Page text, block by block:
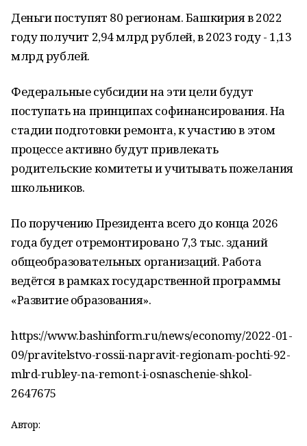
Деньги поступят 80 регионам. Башкирия в 2022
году получит 2,94 млрд рублей, в 2023 году - 1,13
млрд рублей.
Федеральные субсидии на эти цели будут
поступать на принципах софинансирования. На
стадии подготовки ремонта, к участию в этом
процессе активно будут привлекать
родительские комитеты и учитывать пожелания
школьников.
По поручению Президента всего до конца 2026
года будет отремонтировано 7,3 тыс. зданий
общеобразовательных организаций. Работа
ведётся в рамках государственной программы
«Развитие образования».
https://www.bashinform.ru/news/economy/2022-01-
09/pravitelstvo-rossii-napravit-regionam-pochti-92-
mlrd-rubley-na-remont-i-osnaschenie-shkol-
2647675
Автор: